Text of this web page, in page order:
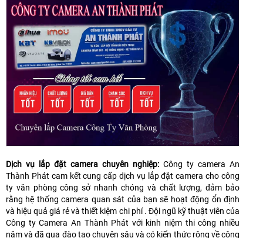
Dịch vụ lắp đặt camera chuyên nghiệp: Công ty camera An
Thành Phát cam kết cung cấp dịch vụ lắp đặt camera cho công
ty văn phòng công sở nhanh chóng và chất lượng, đảm bảo
rằng hệ thống camera quan sát của bạn sẽ hoạt động ổn định
và hiệu quả giá rẻ và thiết kiệm chi phí . Đội ngũ kỹ thuật viên của
Công ty Camera An Thành Phát với kinh niệm thi công nhiều
năm và đã qua đào tạo chuyên sâu và có kiến thức rộng về công